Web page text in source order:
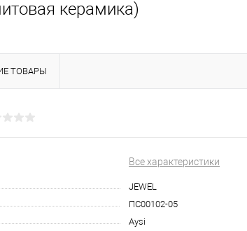
керамика)
ТОВАРЫ
Все характеристики
JEWEL
ПС00102-05
Aysi